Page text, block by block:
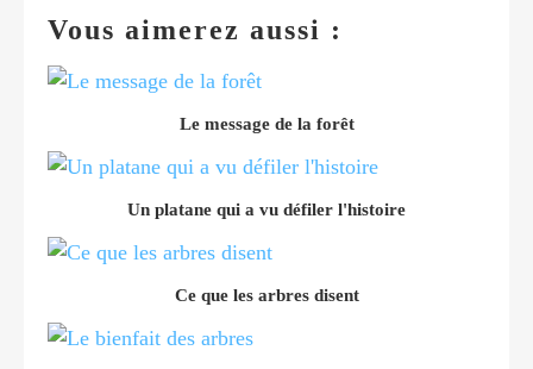
Vous aimerez aussi :
Le message de la forêt
Un platane qui a vu défiler l'histoire
Ce que les arbres disent